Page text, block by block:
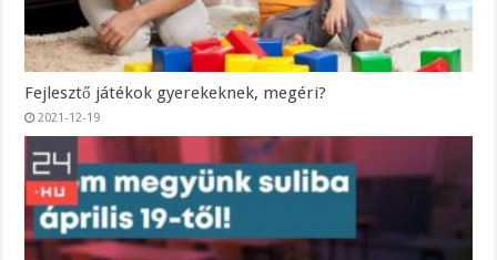
Fejlesztő játékok gyerekeknek, megéri?
2021-12-19